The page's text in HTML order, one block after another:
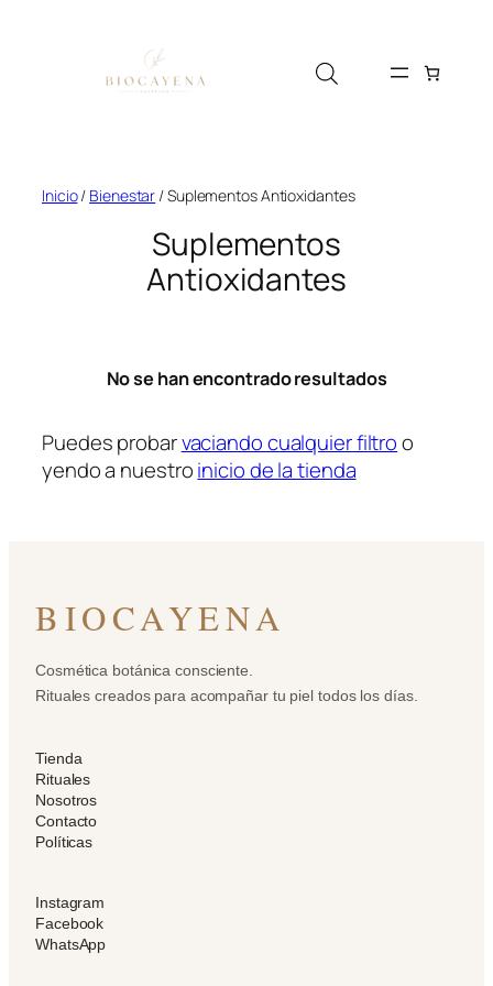
Inicio/ Bienestar / Suplementos Antioxidantes
Suplementos
Antioxidantes
No se han encontrado resultados
Puedes probarvaciando cualquier filtroo
yendo a nuestroinicio de la tienda
BIOCAYENA
Cosmética botánica consciente.
Rituales creados para acompañar tu piel todos los días.
Tienda
Rituales
Nosotros
Contacto
Políticas
Instagram
Facebook
WhatsApp